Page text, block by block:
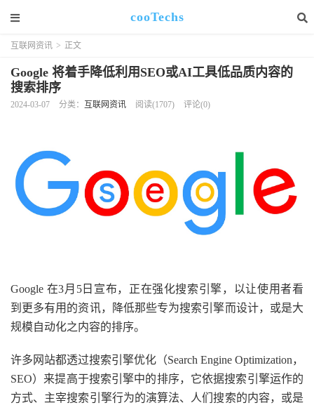
cooTechs
互联网资讯 > 正文
Google 将着手降低利用SEO或AI工具低品质内容的
搜索排序
2024-03-07 分类： 互联网资讯 阅读(1707) 评论(0)
Google 在3月5日宣布，正在强化搜索引擎，以让使用者看
到更多有用的资讯，降低那些专为搜索引擎而设计，或是大
规模自动化之内容的排序。
许多网站都透过搜索引擎优化（Search Engine Optimization，
SEO）来提高于搜索引擎中的排序，它依据搜索引擎运作的
方式、主宰搜索引擎行为的演算法、人们搜索的内容，或是